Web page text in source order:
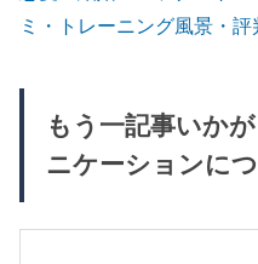
ミ・トレーニング風景・
もう一記事いか
ニケーションに